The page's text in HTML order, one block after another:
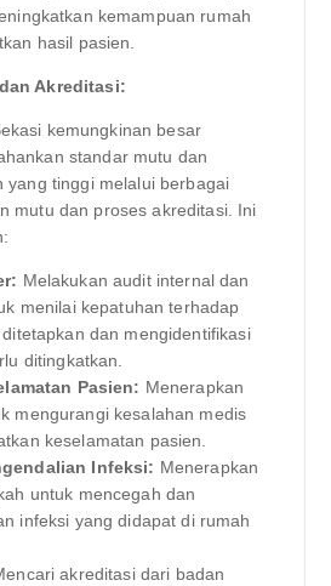
kemampuan rumah
hasil pasien.
Akreditasi:
kemungkinan besar
standar mutu dan
yang tinggi melalui berbagai
mutu dan proses akreditasi. Ini
Melakukan audit internal dan
menilai kepatuhan terhadap
dan mengidentifikasi
ditingkatkan.
Pasien: Menerapkan
mengurangi kesalahan medis
keselamatan pasien.
Infeksi: Menerapkan
untuk mencegah dan
infeksi yang didapat di rumah
akreditasi dari badan